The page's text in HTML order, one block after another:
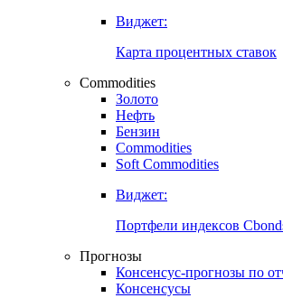
Виджет:
Карта процентных ставок
Commodities
Золото
Нефть
Бензин
Commodities
Soft Commodities
Виджет:
Портфели индексов
Прогнозы
Консенсус-прогнозы по
Консенсусы